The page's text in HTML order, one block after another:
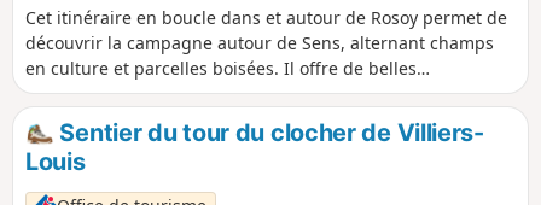
Cet itinéraire en boucle dans et autour de Rosoy permet de
découvrir la campagne autour de Sens, alternant champs
en culture et parcelles boisées. Il offre de belles
perspectives sur la vallée de l'Yonne, mais aussi, sur la ville
de Sens et sa Cathédrale Saint-Étienne, première
cathédrale gothique. On y découvre également un aqueduc
de captage des eaux. N'oublions pas que certains cours
d'eau du Sénonais alimentent Paris en eau potable.
Sentier du tour du clocher de Villiers-
Louis